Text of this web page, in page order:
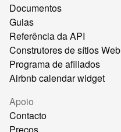
Documentos
Guias
Referência da API
Construtores de sítios Web
Programa de afiliados
Airbnb calendar widget
Apoio
Contacto